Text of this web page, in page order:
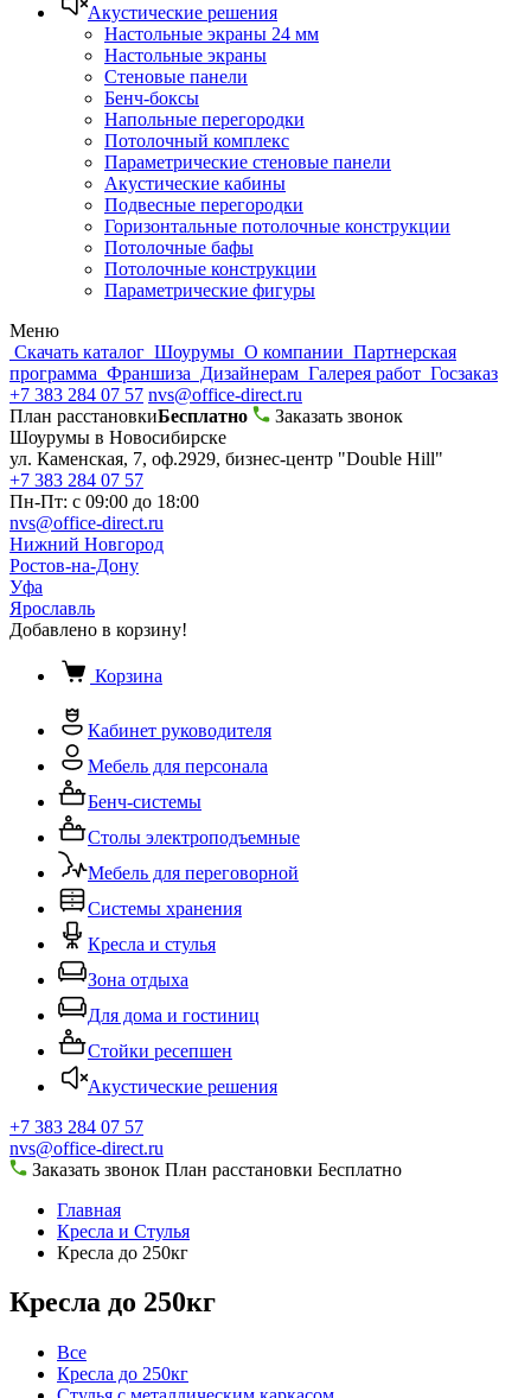
Акустические решения
Настольные экраны 24 мм
Настольные экраны
Стеновые панели
Бенч-боксы
Напольные перегородки
Потолочный комплекс
Параметрические стеновые панели
Акустические кабины
Подвесные перегородки
Горизонтальные потолочные конструкции
Потолочные бафы
Потолочные конструкции
Параметрические фигуры
Меню
Скачать каталог Шоурумы О компании Партнерская
программа Франшиза Дизайнерам Галерея работ Госзаказ
+7 383 284 07 57 nvs@office-direct.ru
План расстановкиБесплатно
Заказать звонок
Шоурумы в Новосибирске
ул. Каменская, 7, оф.2929, бизнес-центр "Double Hill"
+7 383 284 07 57
Пн-Пт: с 09:00 до 18:00
nvs@office-direct.ru
Нижний Новгород
Ростов-на-Дону
Уфа
Ярославль
Добавлено в корзину!
Корзина
Кабинет руководителя
Мебель для персонала
Бенч-системы
Столы электроподъемные
Мебель для переговорной
Системы хранения
Кресла и стулья
Зона отдыха
Для дома и гостиниц
Стойки ресепшен
Акустические решения
+7 383 284 07 57
nvs@office-direct.ru
Заказать звонок План расстановки Бесплатно
Главная
Кресла и Стулья
Кресла до 250кг
Кресла до 250кг
Все
Кресла до 250кг